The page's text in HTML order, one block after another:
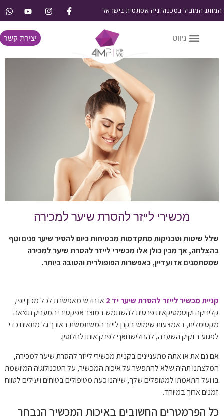
המותג המוביל בטכנולוגיה אסתטית בישראל
יצירת קשר
מכשירי לייזר להסרת שיער למכירה
שלל שיטות וטכניקות מתקדמות מבטיחות כיום להסיר שיער פנים וגוף
בהצלחה, אך מבין כולן אלו מכשירי לייזר להסרת שיער למכירה
שמסתמנים אז ועדיין, כאפשרות הפופולרית והטובה ביותר.
קניית מכשיר לייזר להסרת שיער יד 2 או חדש מאפשרת לכל מכון יופי,
קליניקה וקוסמטיקאית פרטית להשתמש במוצר אפקטיבי המעניק תוצאה
מקסימלית, באמצעות שימוש בקרן לייזר המשתמשת באורך גל מתאים כדי
לפגוע בזקיק השערה, להחלישו ואף לפרק אותו לחלוטין.
אם גם את או אתה מתעניינים בקנייתמכשירי לייזר להסרת שיער למכירה,
המלצתנו תהיה שלא להתפשר על איכות המכשיר, על הטכנולוגיה המיושמת
בו ועל התאמתו למטופלים שלך, שייהנו כעת מטיפולים בטוחים ויעילים לטווח
זמנים ארוך במיוחד.
כל הפרמטרים החשובים באיכות המכשיר הנבחר